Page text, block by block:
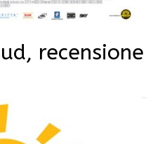
recensione